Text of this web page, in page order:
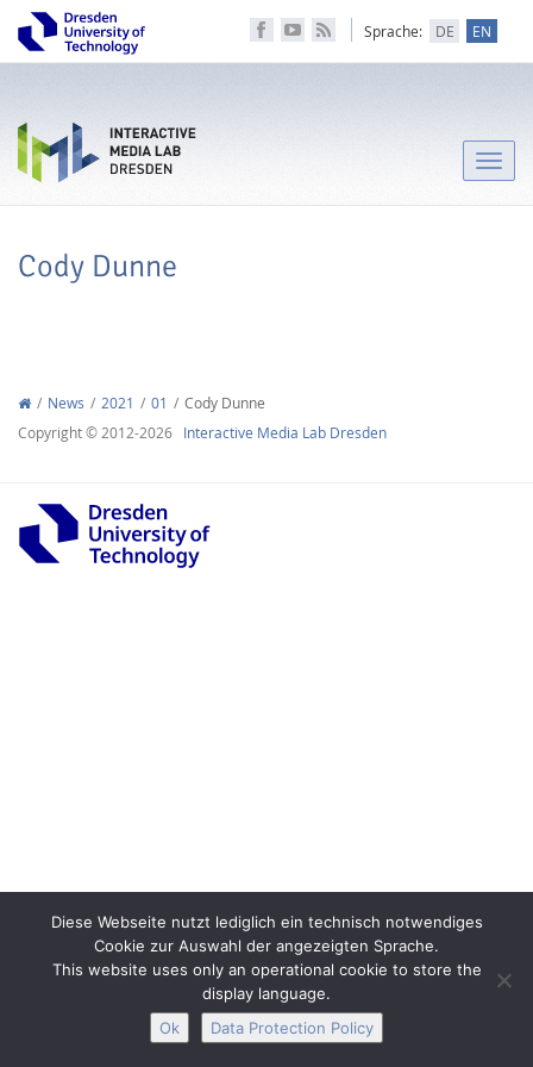
Sprache: DE EN
Toggle
Cody Dunne
News 2021 01
Cody Dunne
Copyright © 2012-2026 Interactive Media Lab Dresden
Diese Webseite nutzt lediglich ein technisch notwendiges
Cookie zur Auswahl der angezeigten Sprache.
This website uses only an operational cookie to store the
display language.
Ok
Data Protection Policy